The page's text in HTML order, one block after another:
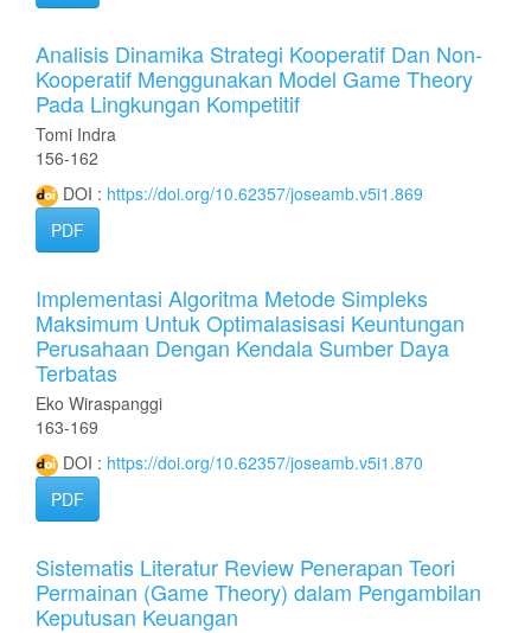
Analisis Dinamika Strategi Kooperatif Dan Non-
Kooperatif Menggunakan Model Game Theory
Pada Lingkungan Kompetitif
Tomi Indra
156-162
DOI : https://doi.org/10.62357/joseamb.v5i1.869
PDF
Implementasi Algoritma Metode Simpleks
Maksimum Untuk Optimalasisasi Keuntungan
Perusahaan Dengan Kendala Sumber Daya
Terbatas
Eko Wiraspanggi
163-169
DOI : https://doi.org/10.62357/joseamb.v5i1.870
PDF
Sistematis Literatur Review Penerapan Teori
Permainan (Game Theory) dalam Pengambilan
Keputusan Keuangan